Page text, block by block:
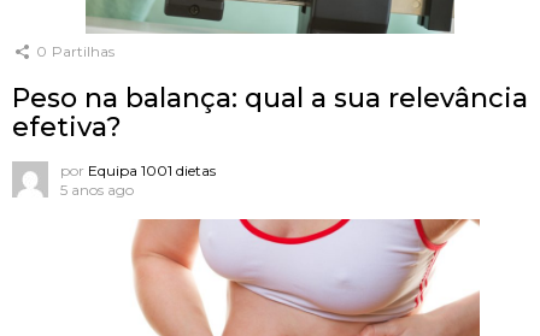
0 Partilhas
Peso na balança: qual a sua relevância
efetiva?
por Equipa 1001 dietas
5 anos ago